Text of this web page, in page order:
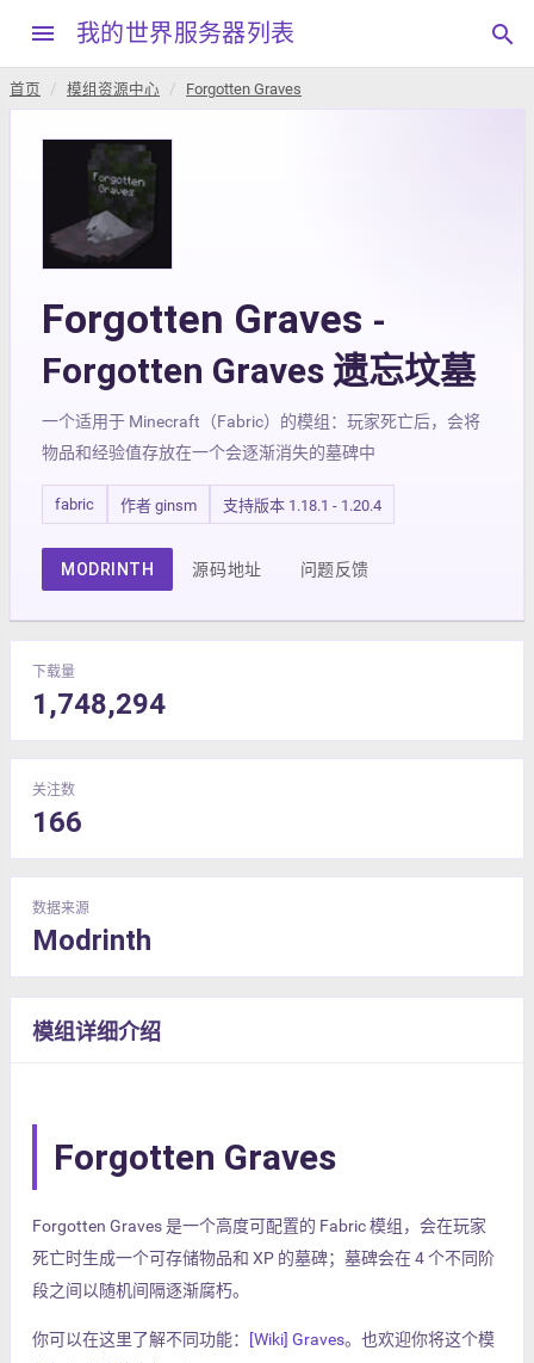
menu 我的世界服务器列表 search
首页 模组资源中心 Forgotten Graves
Forgotten Graves -
Forgotten Graves 遗忘坟墓
一个适用于 Minecraft（Fabric）的模组：玩家死亡后，会将
物品和经验值存放在一个会逐渐消失的墓碑中
fabric 作者 ginsm 支持版本 1.18.1 - 1.20.4
MODRINTH 源码地址 问题反馈
下载量
1,748,294
关注数
166
数据来源
Modrinth
模组详细介绍
Forgotten Graves
Forgotten Graves 是一个高度可配置的 Fabric 模组，会在玩家
死亡时生成一个可存储物品和 XP 的墓碑；墓碑会在 4 个不同阶
段之间以随机间隔逐渐腐朽。
你可以在这里了解不同功能： [Wiki] Graves。也欢迎你将这个模